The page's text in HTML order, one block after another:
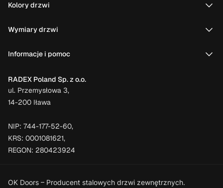
Kolory drzwi
Wymiary drzwi
Informacje i pomoc
RADEX Poland Sp. z o.o.
ul. Przemysłowa 3,
14-200 Iława
NIP: 744-177-52-60,
KRS: 0001081621,
REGON: 280423924
OK Doors – Producent stalowych drzwi zewnętrznych.